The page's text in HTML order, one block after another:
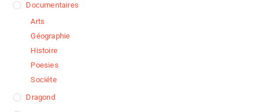
Documentaires
Arts
Géographie
Histoire
Poesies
Sociéte
Dragond